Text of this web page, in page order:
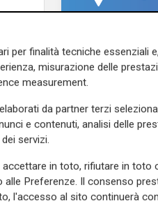
sul
Test in
Il Genoa
per finalità tecniche essenziali
misurazione delle
measurement.
da partner terzi
e contenuti, analisi delle
servizi.
in toto, rifiutare in toto
Preferenze. Il consenso
l'accesso al sito continuerà